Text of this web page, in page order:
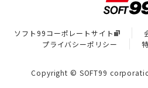
ソフト99コーポレートサイト
プライバシーポリシー
Copyright © SOFT99